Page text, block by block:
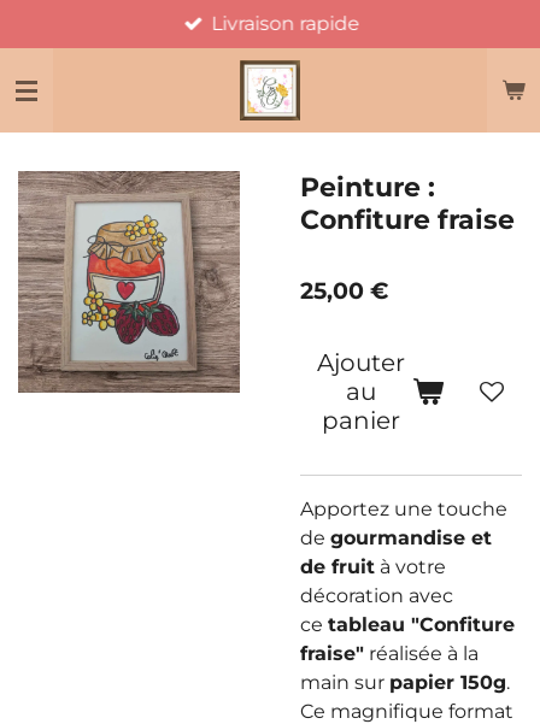
au
contenu
Livraison rapide
Peinture :
Confiture fraise
25,00 €
Ajouter
au
panier
Apportez une touche
de gourmandise et
de fruit à votre
décoration avec
ce tableau "Confiture
fraise" réalisée à la
main sur papier 150g.
Ce magnifique format